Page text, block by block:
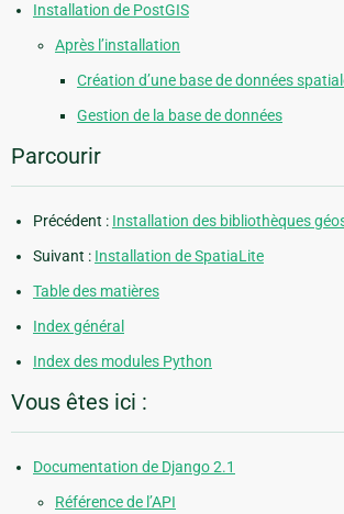
Installation de PostGIS
Après l’installation
Création d’une base de données
Gestion de la base de données
Parcourir
Précédent : Installation des bibliothèques
Suivant : Installation de SpatiaLite
Table des matières
Index général
Index des modules Python
Vous êtes ici :
Documentation de Django 2.1
Référence de l’API